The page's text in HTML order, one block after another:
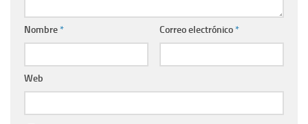
Nombre* Correo electrónico*
Web